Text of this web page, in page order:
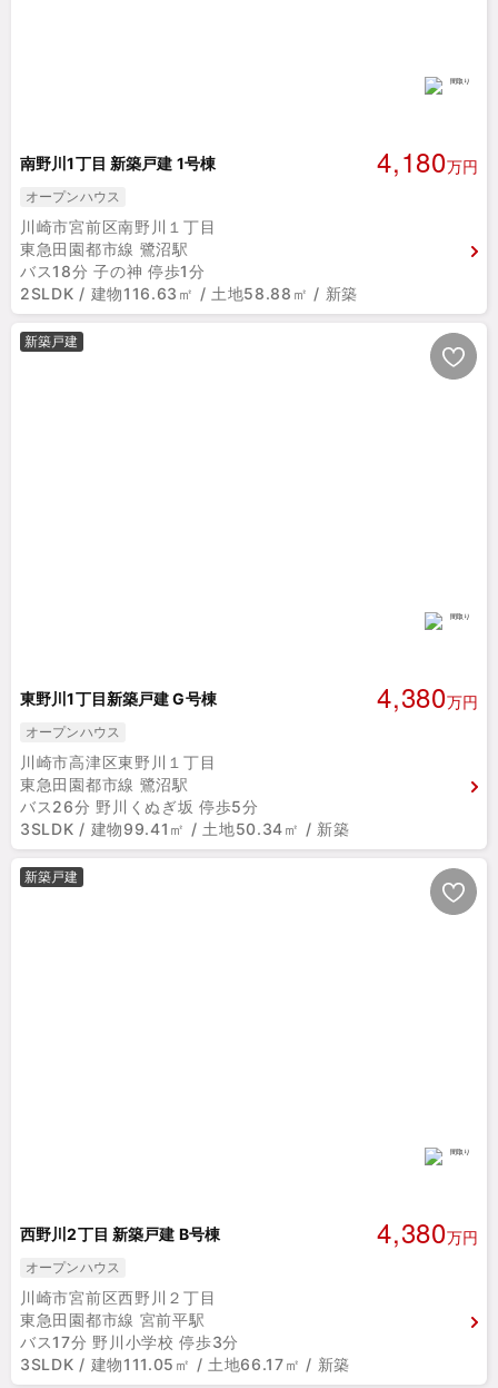
南野川1丁目 新築戸建 1号棟 4,180万円
オープンハウス
川崎市宮前区南野川１丁目
東急田園都市線 鷺沼駅
バス18分 子の神 停歩1分
2SLDK / 建物116.63㎡ / 土地58.88㎡ / 新築
新築戸建
東野川1丁目新築戸建 G号棟 4,380万円
オープンハウス
川崎市高津区東野川１丁目
東急田園都市線 鷺沼駅
バス26分 野川くぬぎ坂 停歩5分
3SLDK / 建物99.41㎡ / 土地50.34㎡ / 新築
新築戸建
西野川2丁目 新築戸建 B号棟 4,380万円
オープンハウス
川崎市宮前区西野川２丁目
東急田園都市線 宮前平駅
バス17分 野川小学校 停歩3分
3SLDK / 建物111.05㎡ / 土地66.17㎡ / 新築